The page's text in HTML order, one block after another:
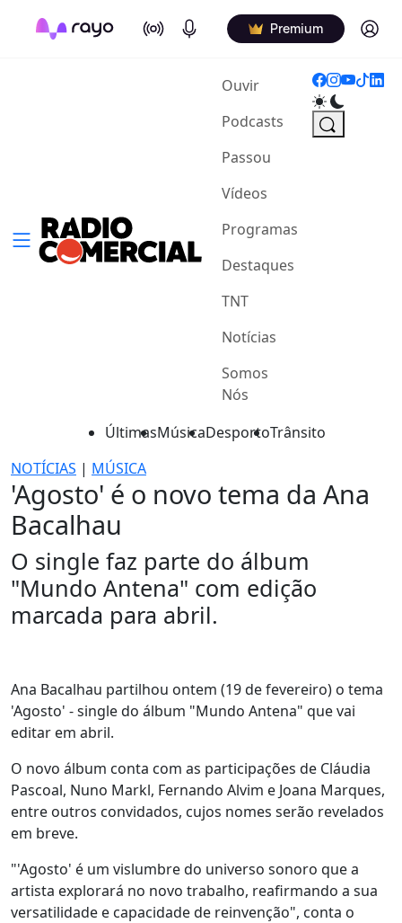
On Air Podcasts Premium Log in
Ouvir(current)
Podcasts
Passou
Vídeos
Programas
Destaques
TNT
Notícias
Somos
Nós
ÚltimasMúsicaDesportoTrânsito
NOTÍCIAS | MÚSICA
'Agosto' é o novo tema da Ana
Bacalhau
O single faz parte do álbum
"Mundo Antena" com edição
marcada para abril.
Ana Bacalhau partilhou ontem (19 de fevereiro) o tema
'Agosto' - single do álbum "Mundo Antena" que vai
editar em abril.
O novo álbum conta com as participações de Cláudia
Pascoal, Nuno Markl, Fernando Alvim e Joana Marques,
entre outros convidados, cujos nomes serão revelados
em breve.
"'Agosto' é um vislumbre do universo sonoro que a
artista explorará no novo trabalho, reafirmando a sua
versatilidade e capacidade de reinvenção", conta o